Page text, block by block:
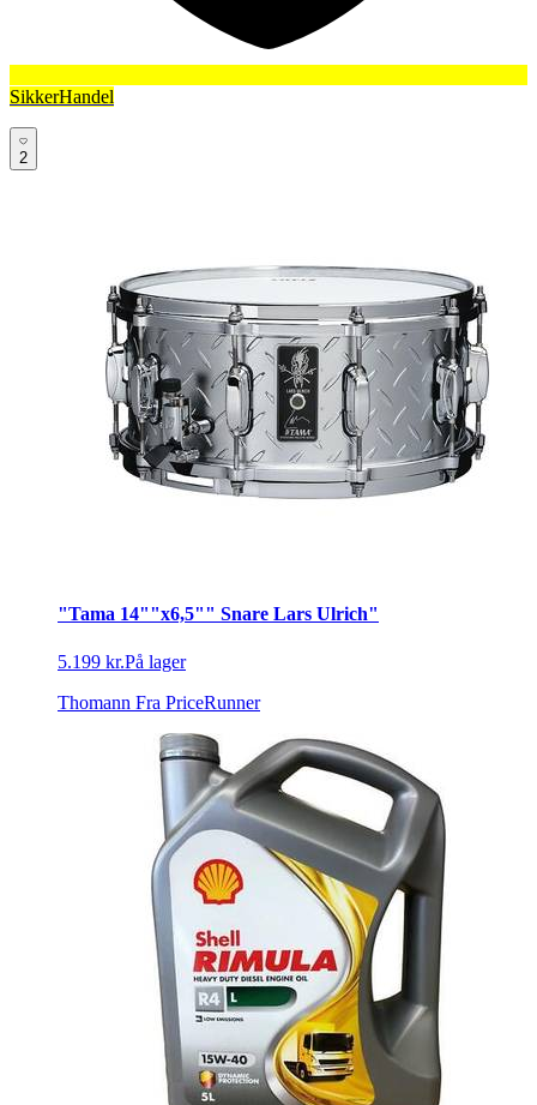
SikkerHandel
2
"Tama 14""x6,5"" Snare Lars Ulrich"
5.199 kr.På lager
Thomann Fra PriceRunner